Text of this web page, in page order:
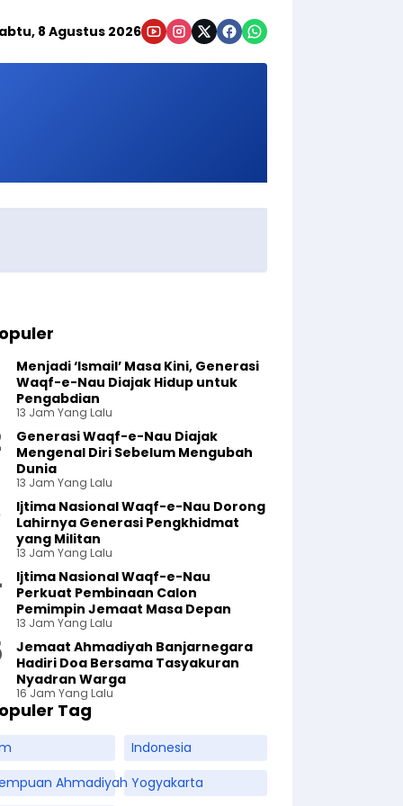
8 Agustus 2026
Menjadi ‘Ismail’ Masa Kini, Generasi
Waqf-e-Nau Diajak Hidup untuk
Pengabdian
13 Jam Yang Lalu
Generasi Waqf-e-Nau Diajak
Mengenal Diri Sebelum Mengubah
Dunia
13 Jam Yang Lalu
Ijtima Nasional Waqf-e-Nau Dorong
Lahirnya Generasi Pengkhidmat
yang Militan
13 Jam Yang Lalu
Ijtima Nasional Waqf-e-Nau
Perkuat Pembinaan Calon
Pemimpin Jemaat Masa Depan
13 Jam Yang Lalu
Jemaat Ahmadiyah Banjarnegara
Hadiri Doa Bersama Tasyakuran
Nyadran Warga
16 Jam Yang Lalu
Tag
Indonesia
Ahmadiyah Yogyakarta